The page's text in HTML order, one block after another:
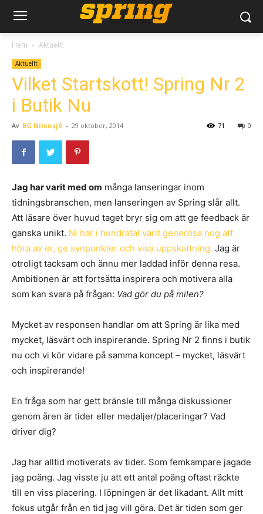
Hem Aktuellt
Aktuellt
Vilket Startskott! Spring Nr 2
i Butik Nu
Av BG Nilensjö - 29 oktober, 2014 0
71
Jag har varit med om många lanseringar inom
tidningsbranschen, men lanseringen av Spring slår allt.
Att läsare över huvud taget bryr sig om att ge feedback är
ganska unikt. Ni har i hundratal varit generösa nog att
höra av er, ge synpunkter och visa uppskattning. Jag är
otroligt tacksam och ännu mer laddad inför denna resa.
Ambitionen är att fortsätta inspirera och motivera alla
som kan svara på frågan: Vad gör du på milen?
Mycket av responsen handlar om att Spring är lika med
mycket, läsvärt och inspirerande. Spring Nr 2 finns i butik
nu och vi kör vidare på samma koncept – mycket, läsvärt
och inspirerande!
En fråga som har gett bränsle till många diskussioner
genom åren är tider eller medaljer/placeringar? Vad
driver dig?
Jag har alltid motiverats av tider. Som femkampare jagade
jag poäng. Jag visste ju att ett antal poäng oftast räckte
till en viss placering. I löpningen är det likadant. Allt mitt
fokus utgår från en tid jag vill göra. Det är tiden som ger